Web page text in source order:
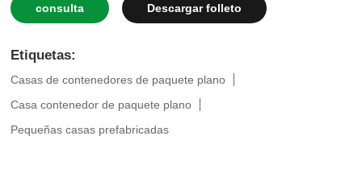
consulta Descargar folleto
Etiquetas:
Casas de contenedores de paquete plano
Casa contenedor de paquete plano
Pequeñas casas prefabricadas